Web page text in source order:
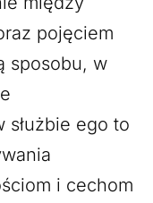
pojęciem
sposobu, w
służbie ego to
i cechom